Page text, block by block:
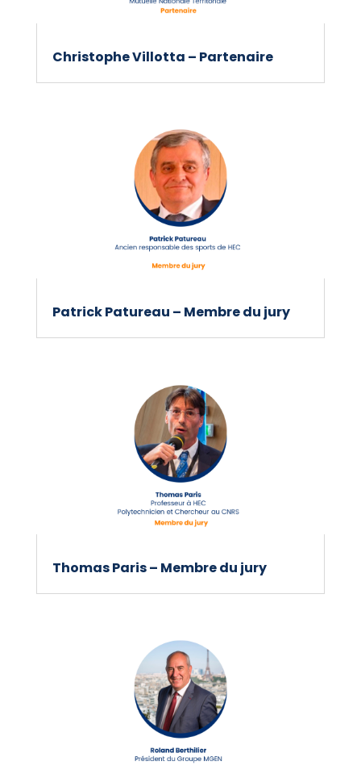
Christophe Villotta – Partenaire
Patrick Patureau – Membre du jury
Thomas Paris – Membre du jury